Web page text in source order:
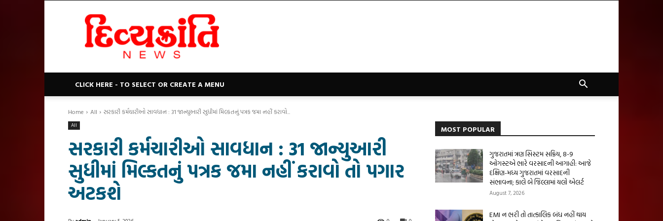
Divyakranti
News
CLICK HERE - TO SELECT OR CREATE A MENU
Home All સરકારી કર્મચારીઓ સાવધાન : 31 જાન્યુઆરી સુધીમાં મિલ્કતનું પત્રક જમા નહીં કરાવો...
All
સરકારી કર્મચારીઓ સાવધાન : 31 જાન્યુઆરી
સુધીમાં મિલ્કતનું પત્રક જમા નહીં કરાવો તો પગાર
અટકશે
MOST POPULAR
ગુજરાતમાં ત્રણ સિસ્ટમ સક્રિય, 8-9
ઓગસ્ટએ ભારે વરસાદની આગાહી: આજે
દક્ષિણ-મધ્ય ગુજરાતમાં વરસાદની
સંભાવના; કાલે બે જિલ્લામાં યલો એલર્ટ
August 7, 2026
EMI ન ભરી તો તાત્કાલિક બંધ નહીં થાય